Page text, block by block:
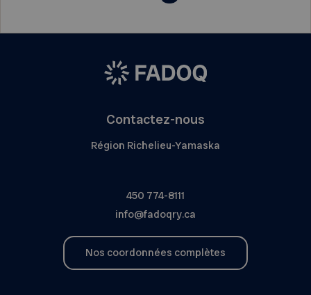
Contactez-nous
Région Richelieu-Yamaska
450 774-8111
info@fadoqry.ca
Nos coordonnées complètes